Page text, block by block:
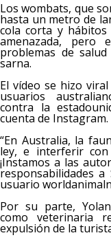
Los wombats, que
hasta un metro de
cola corta y
amenazada, pero
problemas de
sarna.
El vídeo se hizo
usuarios
contra la
cuenta de Instagram.
“En Australia, la
ley, e interferir
¡Instamos a las
responsabilidades a
usuario
Por su parte,
como veterinaria
expulsión de la